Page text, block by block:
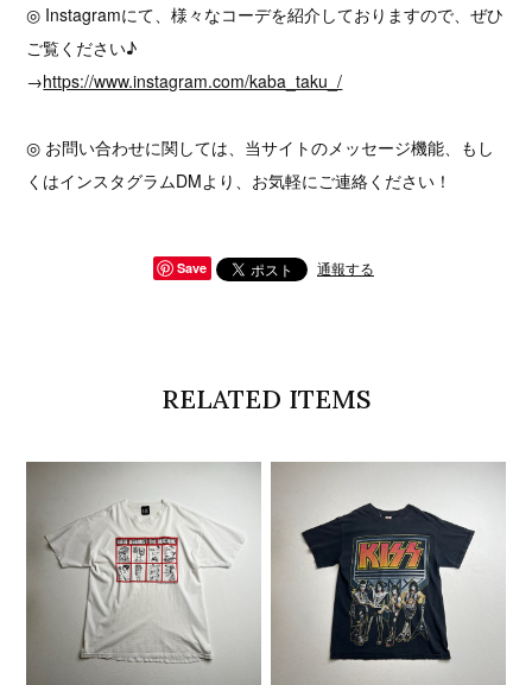
◎ Instagramにて、様々なコーデを紹介しておりますので、ぜひ
ご覧ください♪
→https://www.instagram.com/kaba_taku_/
◎ お問い合わせに関しては、当サイトのメッセージ機能、もし
くはインスタグラムDMより、お気軽にご連絡ください！
Save 通報する
RELATED ITEMS